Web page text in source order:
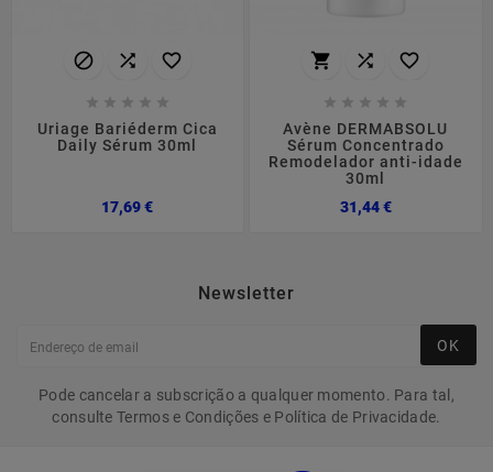
  
    
Uriage Bariéderm Cica
Daily Sérum 30ml
17,69 €Preço
  
    
Avène DERMABSOLU
Sérum Concentrado
Remodelador anti-idade
30ml
31,44 €Preço
Newsletter
OK
Pode cancelar a subscrição a qualquer momento. Para tal,
consulte Termos e Condições e Política de Privacidade.